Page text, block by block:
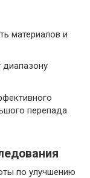
материалов и
диапазону
перепада
по улучшению